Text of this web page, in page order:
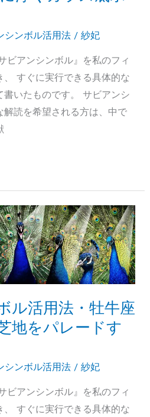
シンボル活用法/ 紗妃
アンシンボル』を私のフィ
、 すぐに実行できる具体的な
いたものです。 サビアンシ
解読を希望される方は、中で
ル活用法・牡牛座
地をパレードす
シンボル活用法/ 紗妃
アンシンボル』を私のフィ
、 すぐに実行できる具体的な